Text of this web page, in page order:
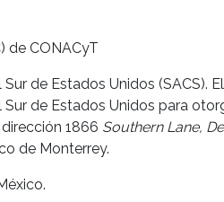
-
de CONACyT
de Estados Unidos
de Estados Unidos para
1866 Southern Lane,
de Monterrey.